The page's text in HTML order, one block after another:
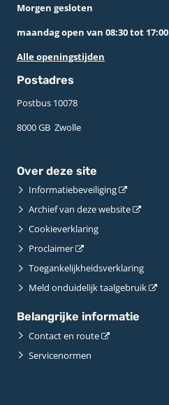
Morgen gesloten
maandag open van 08:30 tot 17:00
Alle openingstijden
Postadres
Postbus 10078 ­
8000 GB ­ Zwolle
Over deze site
Informatiebeveiliging
Archief van deze website
Cookieverklaring
Proclaimer
Toegankelijkheidsverklaring
Meld onduidelijk taalgebruik
Belangrijke informatie
Contact en route
Servicenormen